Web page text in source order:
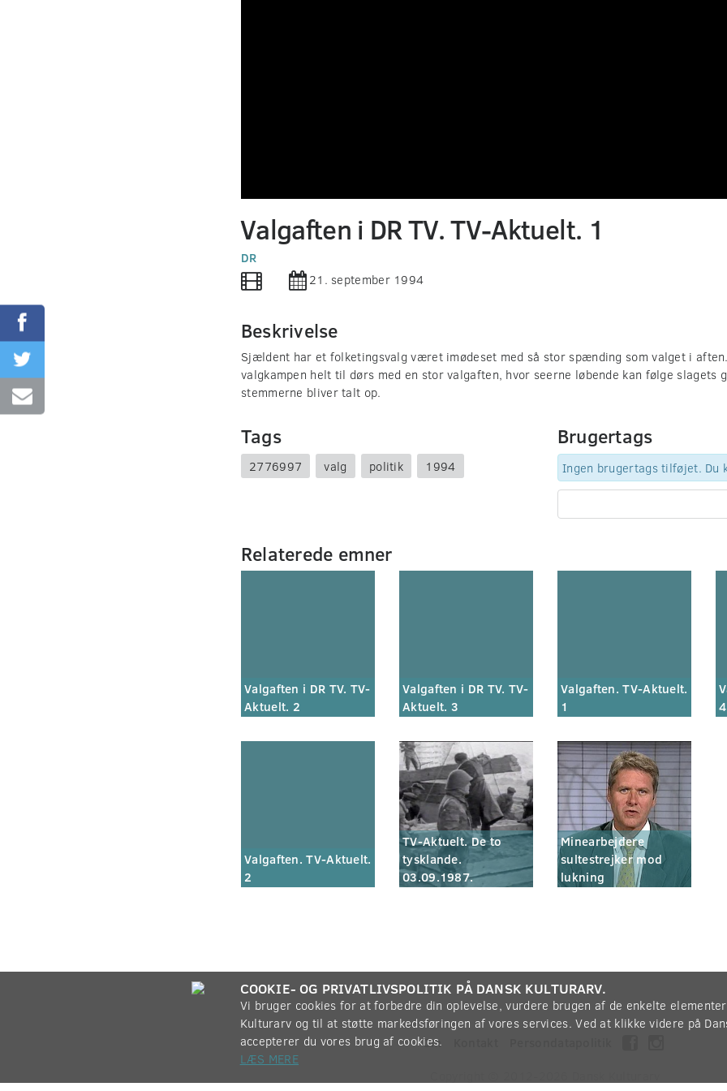
seconds
of
0
seconds
90%
Valgaften i DR TV. TV-Aktuelt. 1
DR
21. september 1994
Beskrivelse
Sjældent har et folketingsvalg været imødeset med så stor spænding som valget i
valgkampen helt til dørs med en stor valgaften, hvor seerne løbende kan følge slagets
stemmerne bliver talt op.
Tags
2776997 valg politik 1994
Brugertags
Ingen brugertags tilføjet. Du
Relaterede emner
Valgaften i DR TV. TV-
Aktuelt. 2
Valgaften i DR TV. TV-
Aktuelt. 3
Valgaften. TV-Aktuelt.
1
4
Valgaften. TV-Aktuelt.
2
TV-Aktuelt. De to
tysklande.
03.09.1987.
Minearbejdere
sultestrejker mod
lukning
Om
COOKIE- OG PRIVATLIVSPOLITIK PÅ DANSK KULTURARV.
Vi bruger cookies for at forbedre din oplevelse, vurdere brugen af de enkelte
Kulturarv og til at støtte markedsføringen af vores services. Ved at klikke videre på
accepterer du vores brug af cookies.
LÆS MERE